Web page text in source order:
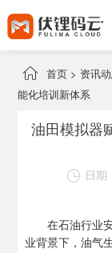
 首页 > 资讯
能化培训新体系
油田模拟器
 日期
在石油行业
业背景下，油气